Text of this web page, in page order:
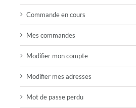
Commande en cours
Mes commandes
Modifier mon compte
Modifier mes adresses
Mot de passe perdu